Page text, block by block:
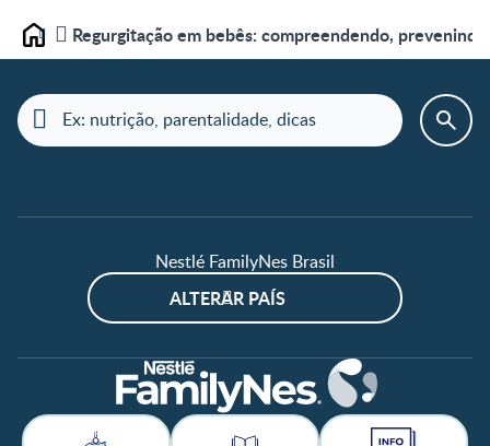
Home Regurgitação em bebês: compreendendo,
Nestlé FamilyNes Brasil
ALTERAR PAÍS